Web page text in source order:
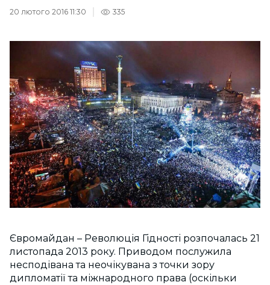
20 лютого 2016 11:30
335
Євромайдан – Революція Гідності розпочалась 21
листопада 2013 року. Приводом послужила
несподівана та неочікувана з точки зору
дипломатії та міжнародного права (оскільки